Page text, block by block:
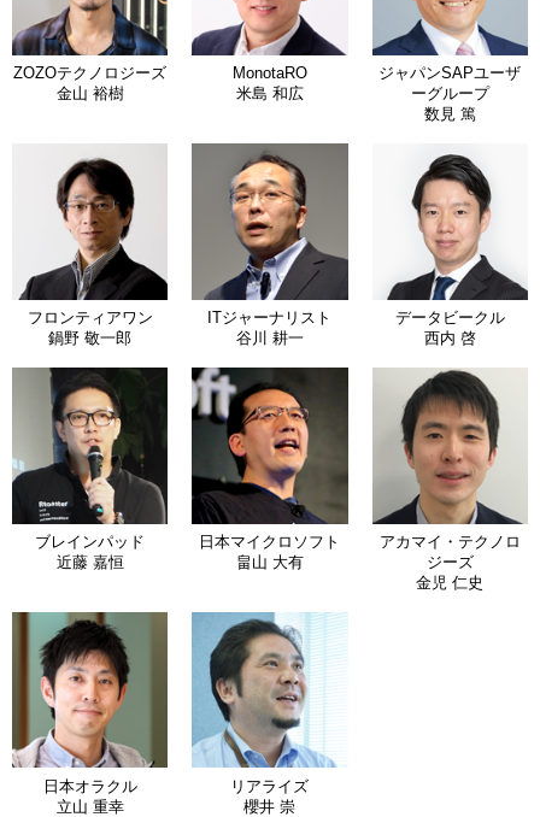
ZOZOテクノロジーズ
金山 裕樹
MonotaRO
米島 和広
ジャパンSAPユーザ
ーグループ
数見 篤
フロンティアワン
鍋野 敬一郎
ITジャーナリスト
谷川 耕一
データビークル
西内 啓
ブレインパッド
近藤 嘉恒
日本マイクロソフト
畠山 大有
アカマイ・テクノロ
ジーズ
金児 仁史
日本オラクル
立山 重幸
リアライズ
櫻井 崇